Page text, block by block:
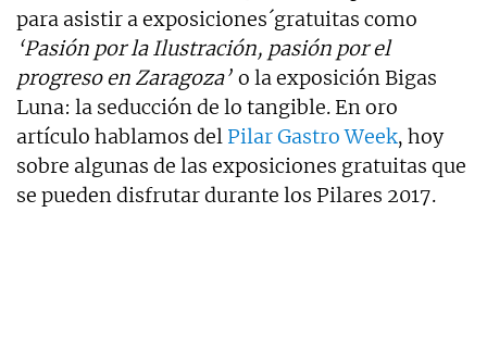
para asistir a exposiciones´gratuitas como
‘Pasión por la Ilustración, pasión por el
progreso en Zaragoza’ o la exposición Bigas
Luna: la seducción de lo tangible. En oro
artículo hablamos del Pilar Gastro Week, hoy
sobre algunas de las exposiciones gratuitas que
se pueden disfrutar durante los Pilares 2017.